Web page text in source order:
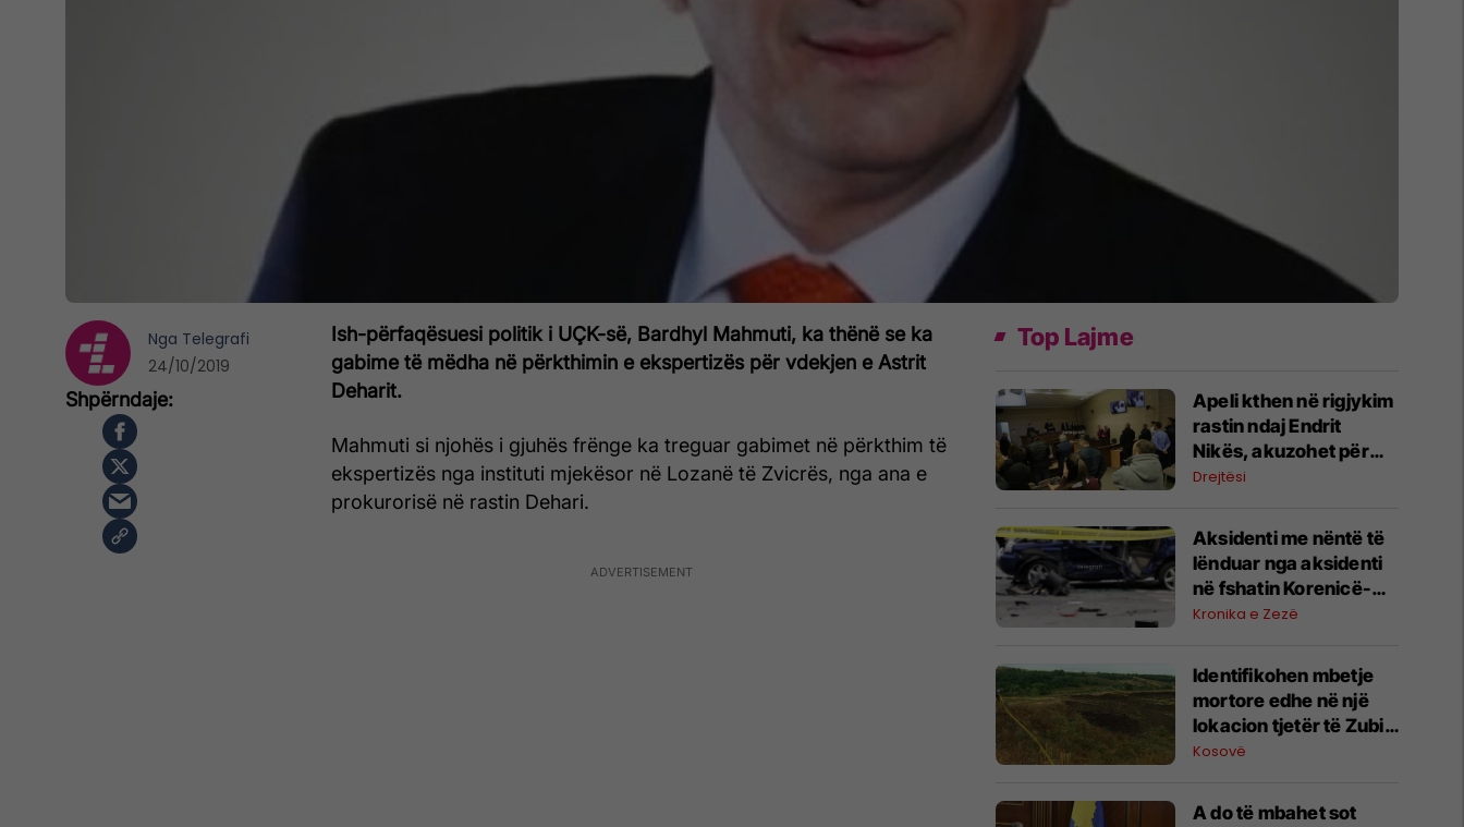
Ish-përfaqësuesi politik i UÇK-së, Bardhyl Mahmuti, ka thënë se ka
gabime të mëdha në përkthimin e ekspertizës për vdekjen e Astrit
Deharit.
Mahmuti si njohës i gjuhës frënge ka treguar gabimet në përkthim të
ekspertizës nga instituti mjekësor në Lozanë të Zvicrës, nga ana e
prokurorisë në rastin Dehari.
Nga Telegrafi
24/10/2019
Top Lajme
Apeli kthen në rigjykim
rastin ndaj Endrit
Nikës, akuzohet për
vrasjen e
Drejtësi
Aksidenti me nëntë të
lënduar nga aksidenti
në fshatin Korenicë-
deklarohen nga Spitali i
Kronika e Zezë
Identifikohen mbetje
mortore edhe në një
lokacion tjetër të Zubin
Potokut, Policia dhe
japin detajet
Kosovë
A do të mbahet sot